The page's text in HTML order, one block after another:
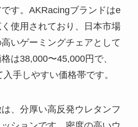
す。AKRacingブランドはe
使用されており、日本市場
いゲーミングチェアとして
は38,000〜45,000円で、
手しやすい価格帯です。
、分厚い高反発ウレタンフ